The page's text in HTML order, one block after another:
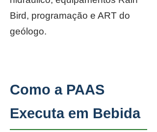
Bird, programação e ART do
geólogo.
Como a PAAS
Executa em Bebida